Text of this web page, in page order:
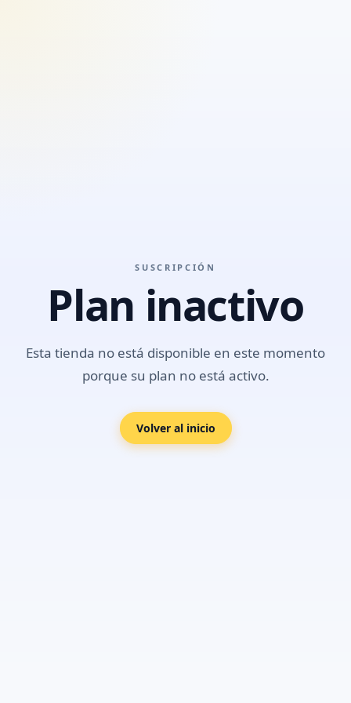
SUSCRIPCIÓN
Plan inactivo
Esta tienda no está disponible en este momento
porque su plan no está activo.
Volver al inicio